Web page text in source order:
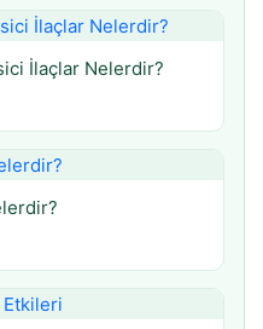
İlaçlar Nelerdir?